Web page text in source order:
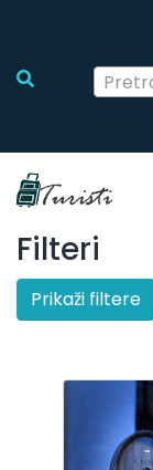
Filteri
Prikaži filtere